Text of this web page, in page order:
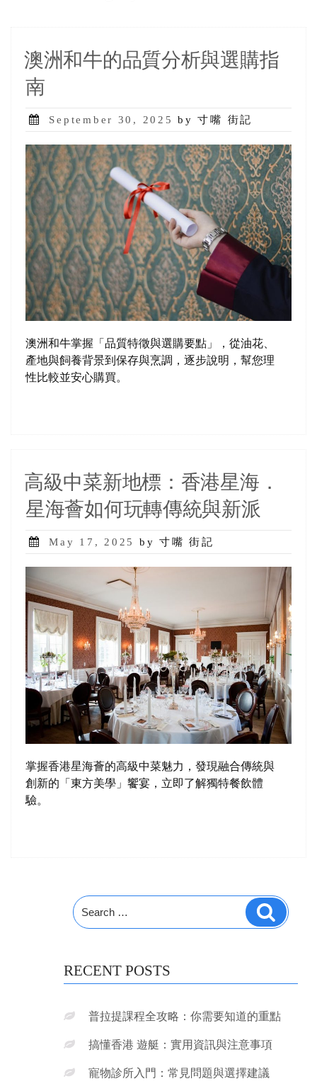
澳洲和牛的品質分析與選購指
南
Posted
September 30, 2025 by 寸嘴 街記
澳洲和牛掌握「品質特徵與選購要點」，從油花、
產地與飼養背景到保存與烹調，逐步說明，幫您理
性比較並安心購買。
高級中菜新地標：香港星海．
星海薈如何玩轉傳統與新派
Posted
May 17, 2025 by 寸嘴 街記
掌握香港星海薈的高級中菜魅力，發現融合傳統與
創新的「東方美學」饗宴，立即了解獨特餐飲體
驗。
Search
for:
Search
RECENT POSTS
普拉提課程全攻略：你需要知道的重點
搞懂香港 遊艇：實用資訊與注意事項
寵物診所入門：常見問題與選擇建議